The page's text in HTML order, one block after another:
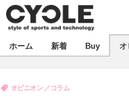
デバイス
ホーム 新着 Buy オ
オピニオン コラム